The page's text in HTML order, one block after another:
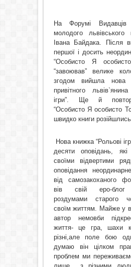
На Форумі Видавців
молодого львівського
Івана Байдака. Після
першої і досить
“Особисто Я
“завоював” велике
згодом вийшла нова
привітного
ігри”. Ще й
“Особисто Я особисто
швидко книги
Нова книжка “Рольові
десяти оповідань,
своїми відвертими
оповідання
від самозакоханого
вів свій еро-блог
роздумами старого
своїм життям. Майже у
автор немовби
життя- це гра, шахи
різні,але поле бою
думаю він цілком
проблем ми